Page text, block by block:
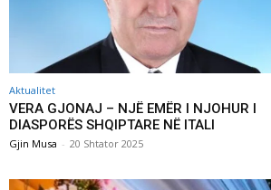
Aktualitet
VERA GJONAJ – NJË EMËR I NJOHUR I
DIASPORËS SHQIPTARE NË ITALI
Gjin Musa - 20 Shtator 2025